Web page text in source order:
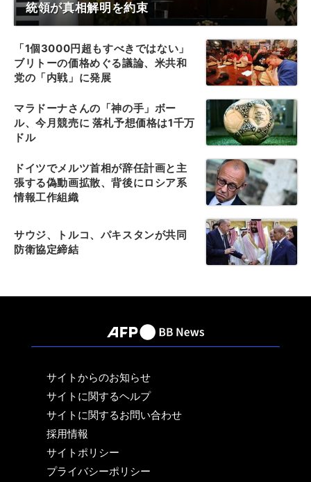
統領が真相解明を約束
「1個3000円超もすべきではない」
ブリトーの価格めぐる議論、米共和
党の「内戦」に発展
マラドーナさんの「神の手」ボー
ル、今月競売に 落札予想価格は1千万
ドル
ドイツでメルツ首相が辞任計画と主
張する偽動画拡散、背後にロシア系
情報工作組織
サウジ、トルコ、パキスタンが共同
防衛協定締結
サイトからのお知らせ
サイトに関するヘルプ
サイトに関するお問い合わせ
採用情報
サイトポリシー
プライバシーポリシー